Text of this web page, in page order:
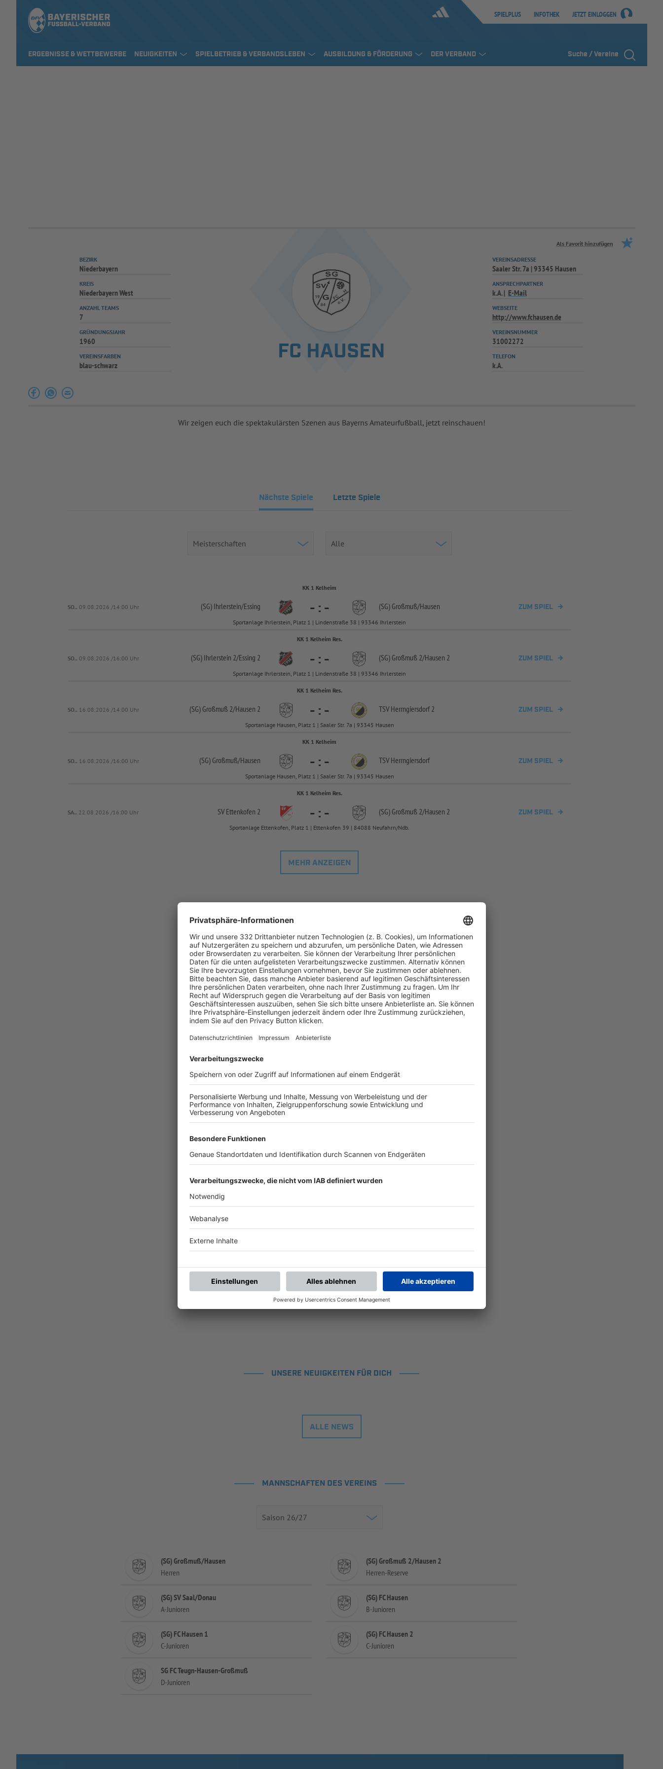
SPIELPLUS INFOTHEK JETZT EINLOGGEN
ERGEBNISSE & WETTBEWERBE NEUIGKEITEN SPIELBETRIEB & VERBANDSLEBEN AUSBILDUNG & FÖRDERUNG DER VERBAND Suche / Vereine
Als Favorit hinzufügen
FC HAUSEN
BEZIRK
Niederbayern
KREIS
Niederbayern West
ANZAHL TEAMS
7
GRÜNDUNGSJAHR
1960
VEREINSFARBEN
blau-schwarz
VEREINSADRESSE
Saaler Str. 7a | 93345 Hausen
ANSPRECHPARTNER
k.A. E-Mail
WEBSEITE
http://www.fchausen.de
VEREINSNUMMER
31002272
TELEFON
k.A.
Wir zeigen euch die spektakulärsten Szenen aus Bayerns Amateurfußball, jetzt reinschauen!
Nächste Spiele Letzte Spiele
KK 1 Kelheim
SO.. 09.08.2026 /14:00 Uhr (SG) Ihrlerstein/Essing - : - (SG) Großmuß/Hausen ZUM SPIEL
Sportanlage Ihrlerstein, Platz 1 | Lindenstraße 38 | 93346 Ihrlerstein
KK 1 Kelheim Res.
SO.. 09.08.2026 /16:00 Uhr (SG) Ihrlerstein 2/Essing 2 - : - (SG) Großmuß 2/Hausen 2 ZUM SPIEL
Sportanlage Ihrlerstein, Platz 1 | Lindenstraße 38 | 93346 Ihrlerstein
KK 1 Kelheim Res.
SO.. 16.08.2026 /14:00 Uhr (SG) Großmuß 2/Hausen 2 - : - TSV Herrngiersdorf 2 ZUM SPIEL
Sportanlage Hausen, Platz 1 | Saaler Str. 7a | 93345 Hausen
KK 1 Kelheim
SO.. 16.08.2026 /16:00 Uhr (SG) Großmuß/Hausen - : - TSV Herrngiersdorf ZUM SPIEL
Sportanlage Hausen, Platz 1 | Saaler Str. 7a | 93345 Hausen
KK 1 Kelheim Res.
SA.. 22.08.2026 /16:00 Uhr SV Ettenkofen 2 - : - (SG) Großmuß 2/Hausen 2 ZUM SPIEL
Sportanlage Ettenkofen, Platz 1 | Ettenkofen 39 | 84088 Neufahrn/Ndb.
MEHR ANZEIGEN
BFV-Widget generieren
Widget auf Ihre Website?
Ganz einfach mit den BFV-
Widgets.
mannschaftsübergreifend
als PDF öffnen.
UNSERE NEUIGKEITEN FÜR DICH
ALLE NEWS
MANNSCHAFTEN DES VEREINS
(SG) Großmuß/Hausen
Herren
(SG) Großmuß 2/Hausen 2
Herren-Reserve
(SG) SV Saal/Donau
A-Junioren
(SG) FC Hausen
B-Junioren
(SG) FC Hausen 1
C-Junioren
(SG) FC Hausen 2
C-Junioren
SG FC Teugn-Hausen-Großmuß
D-Junioren